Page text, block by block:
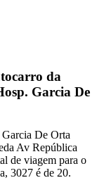
da
Garcia De
De Orta
Av República
de viagem para o
3027 é de 20.